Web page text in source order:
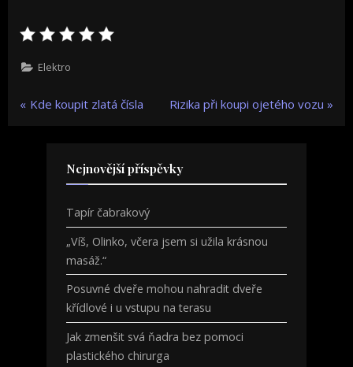
Elektro
Navigace
příspěvek
P
Kde koupit zlatá čísla
N
t
P
s
t
Rizika při koupi ojetého vozu
Nejnovější příspěvky
Tapír čabrakový
„Víš, Olinko, včera jsem si užila krásnou
masáž.“
Posuvné dveře mohou nahradit dveře
křídlové i u vstupu na terasu
Jak zmenšit svá ňadra bez pomoci
plastického chirurga